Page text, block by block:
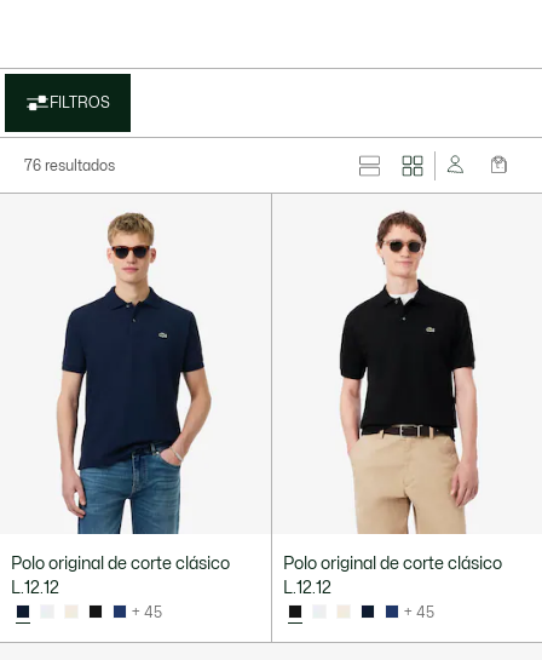
FILTROS
76 resultados
Polo original de corte clásico
L.12.12
+ 45
Polo original de corte clásico
L.12.12
+ 45